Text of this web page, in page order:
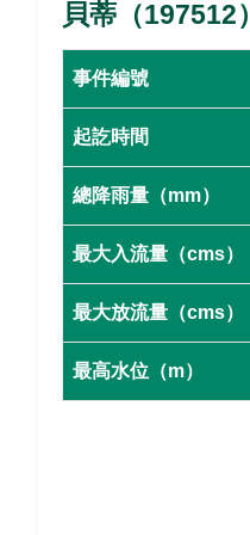
貝蒂（197512）
事件編號
起訖時間
總降雨量（mm）
最大入流量（cms）
最大放流量（cms）
最高水位（m）